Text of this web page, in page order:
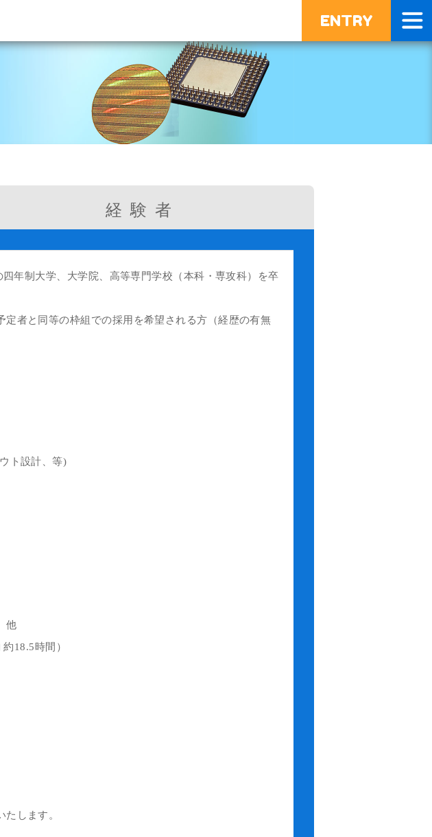
ENTRY
経験者
年制大学、大学院、高等専門学校（本科・専攻科）を卒
定者と同等の枠組での採用を希望される方（経歴の有無
ト設計、等)
他
18.5時間）
します。